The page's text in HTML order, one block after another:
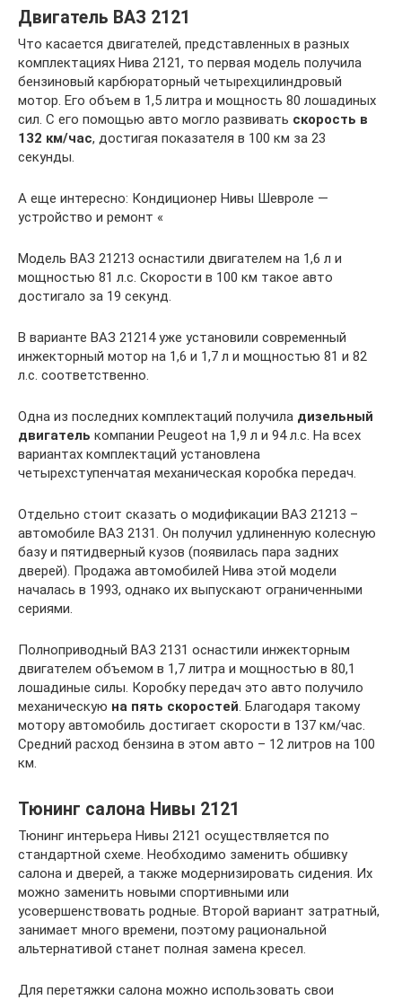
Двигатель ВАЗ 2121
Что касается двигателей, представленных в разных
комплектациях Нива 2121, то первая модель получила
бензиновый карбюраторный четырехцилиндровый
мотор. Его объем в 1,5 литра и мощность 80 лошадиных
сил. С его помощью авто могло развивать скорость в
132 км/час, достигая показателя в 100 км за 23
секунды.
А еще интересно: Кондиционер Нивы Шевроле —
устройство и ремонт «
Модель ВАЗ 21213 оснастили двигателем на 1,6 л и
мощностью 81 л.с. Скорости в 100 км такое авто
достигало за 19 секунд.
В варианте ВАЗ 21214 уже установили современный
инжекторный мотор на 1,6 и 1,7 л и мощностью 81 и 82
л.с. соответственно.
Одна из последних комплектаций получила дизельный
двигатель компании Peugeot на 1,9 л и 94 л.с. На всех
вариантах комплектаций установлена
четырехступенчатая механическая коробка передач.
Отдельно стоит сказать о модификации ВАЗ 21213 –
автомобиле ВАЗ 2131. Он получил удлиненную колесную
базу и пятидверный кузов (появилась пара задних
дверей). Продажа автомобилей Нива этой модели
началась в 1993, однако их выпускают ограниченными
сериями.
Полноприводный ВАЗ 2131 оснастили инжекторным
двигателем объемом в 1,7 литра и мощностью в 80,1
лошадиные силы. Коробку передач это авто получило
механическую на пять скоростей. Благодаря такому
мотору автомобиль достигает скорости в 137 км/час.
Средний расход бензина в этом авто – 12 литров на 100
км.
Тюнинг салона Нивы 2121
Тюнинг интерьера Нивы 2121 осуществляется по
стандартной схеме. Необходимо заменить обшивку
салона и дверей, а также модернизировать сидения. Их
можно заменить новыми спортивными или
усовершенствовать родные. Второй вариант затратный,
занимает много времени, поэтому рациональной
альтернативой станет полная замена кресел.
Для перетяжки салона можно использовать свои